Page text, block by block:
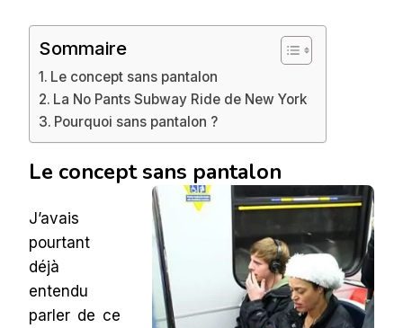
Sommaire
Le concept sans pantalon
La No Pants Subway Ride de New York
Pourquoi sans pantalon ?
Le concept sans pantalon
J’avais
pourtant
déjà
entendu
parler de ce